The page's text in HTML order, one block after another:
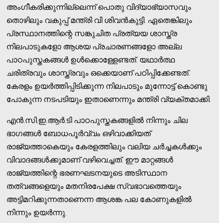
അംഗീകരിക്കുന്നില്ലെന്ന് പൊതു വിദ്യാഭ്യാസവും
തൊഴിലും വകുപ്പ് മന്ത്രി വി ശിവന്‍കുട്ടി. ഏതെങ്കിലും
പ്രസ്ഥാനത്തിന്റെ സങ്കുചിത പ്രത്യയ ശാസ്ത്ര
നിലപാടുകളോ ആശയ പ്രചാരണങ്ങളോ അല്ല
പാഠപുസ്തകങ്ങള്‍ ഉള്‍ക്കൊള്ളേണ്ടത്. യഥാര്‍ത്ഥ
ചരിത്രവും ശാസ്ത്രവും ഒക്കെയാണ് പഠിപ്പിക്കേണ്ടത്.
കേരളം ഉയര്‍ത്തിപ്പിടിക്കുന്ന നിലപാടും മുന്നോട്ട് കൊണ്ടു
പോകുന്ന നടപടിയും ഇതാണെന്നും മന്ത്രി വ്യക്തമാക്കി.
എന്‍.സി.ഇ.ആര്‍.ടി പാഠപുസ്തകങ്ങളില്‍ നിന്നും ചില
ഭാഗങ്ങള്‍ ബോധപൂര്‍വ്വം ഒഴിവാക്കിയത്
രാജ്യത്താകെയും കേരളത്തിലും വലിയ ചര്‍ച്ചകള്‍ക്കും
വിവാദങ്ങള്‍ക്കുമാണ് വഴിവെച്ചത്. ഈ മാറ്റങ്ങള്‍
രാജ്യത്തിന്റെ ഭരണഘടനയുടെ അടിസ്ഥാന
തത്വങ്ങളെയും മതനിരപേക്ഷ സ്വഭാവത്തെയും
അട്ടിമറിക്കുന്നതാണെന്ന ആശങ്ക പല കോണുകളില്‍
നിന്നും ഉയര്‍ന്നു.